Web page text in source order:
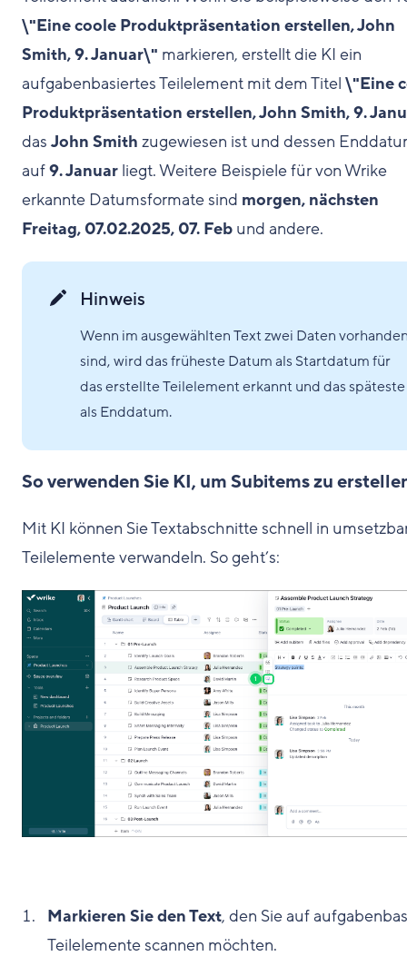
\"Eine coole Produktpräsentation erstellen, John
Smith, 9. Januar\" markieren, erstellt die KI ein
aufgabenbasiertes Teilelement mit dem Titel \"Eine
Produktpräsentation erstellen, John Smith, 9.
das John Smith zugewiesen ist und dessen
auf9. Januar liegt. Weitere Beispiele für von Wrike
erkannte Datumsformate sind morgen, nächsten
Freitag, 07.02.2025, 07. Feb und andere.
Hinweis
Wenn im ausgewählten Text zwei Daten
sind, wird das früheste Datum als Startdatum für
das erstellte Teilelement erkannt und das späteste
als Enddatum.
So verwenden Sie KI, um Subitems zu
Mit KI können Sie Textabschnitte schnell in
Teilelemente verwandeln. So geht’s:
Markieren Sie den Text, den Sie auf
Teilelemente scannen möchten.